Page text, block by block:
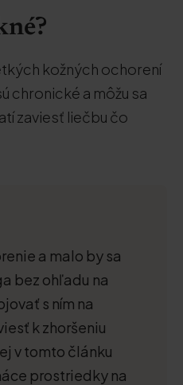
kožných ochorení
chronické a môžu sa
zaviesť liečbu čo
a malo by sa
bez ohľadu na
s ním na
k zhoršeniu
v tomto článku
prostriedky na